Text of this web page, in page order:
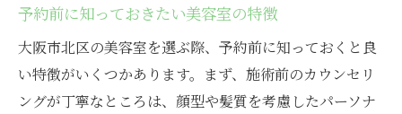
予約前に知っておきたい美容室の特徴
大阪市北区の美容室を選ぶ際、予約前に知っておくと良
い特徴がいくつかあります。まず、施術前のカウンセリ
ングが丁寧なところは、顔型や髪質を考慮したパーソナ